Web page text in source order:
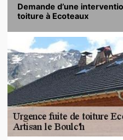
Demande d’une
toiture à Ecoteaux